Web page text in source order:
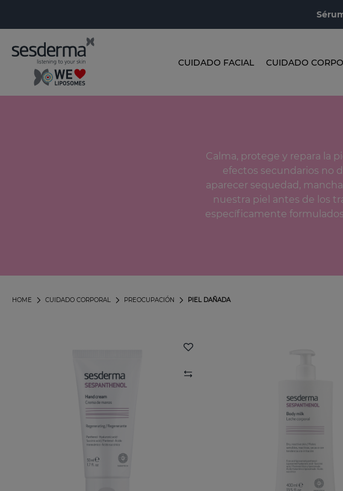
CUIDADO FACIAL CUIDADO
Calma, protege y repara la
efectos secundarios no
aparecer sequedad,
nuestra piel antes de los
específicamente
PIEL DAÑADA
PREOCUPACIÓN
CUIDADO CORPORAL
HOME